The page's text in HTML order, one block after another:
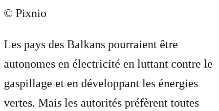
© Pixnio
Les pays des Balkans pourraient être
autonomes en électricité en luttant contre le
gaspillage et en développant les énergies
vertes. Mais les autorités préfèrent toutes